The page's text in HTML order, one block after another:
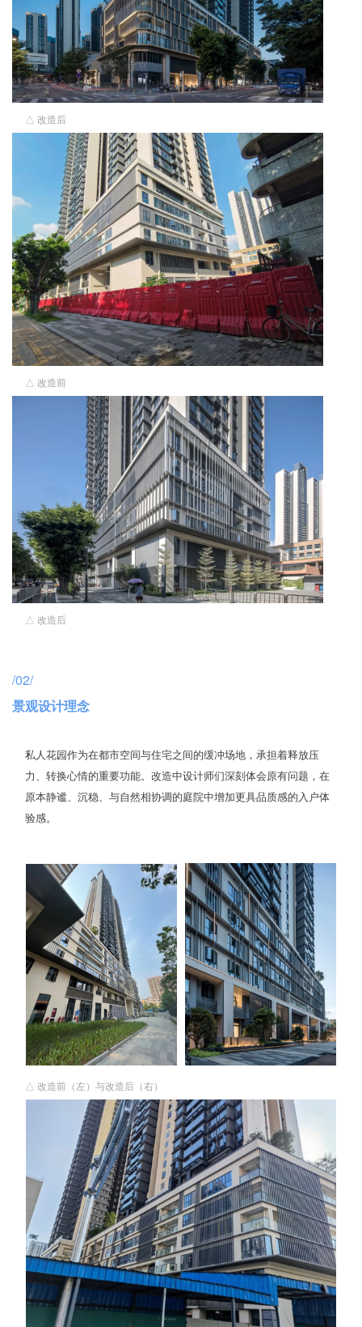
△ 改造后
△ 改造前
△ 改造后
/02/
景观设计理念
私人花园作为在都市空间与住宅之间的缓冲场地，承担着释放压
力、转换心情的重要功能。改造中设计师们深刻体会原有问题，在
原本静谧、沉稳、与自然相协调的庭院中增加更具品质感的入户体
验感。
△ 改造前（左）与改造后（右）